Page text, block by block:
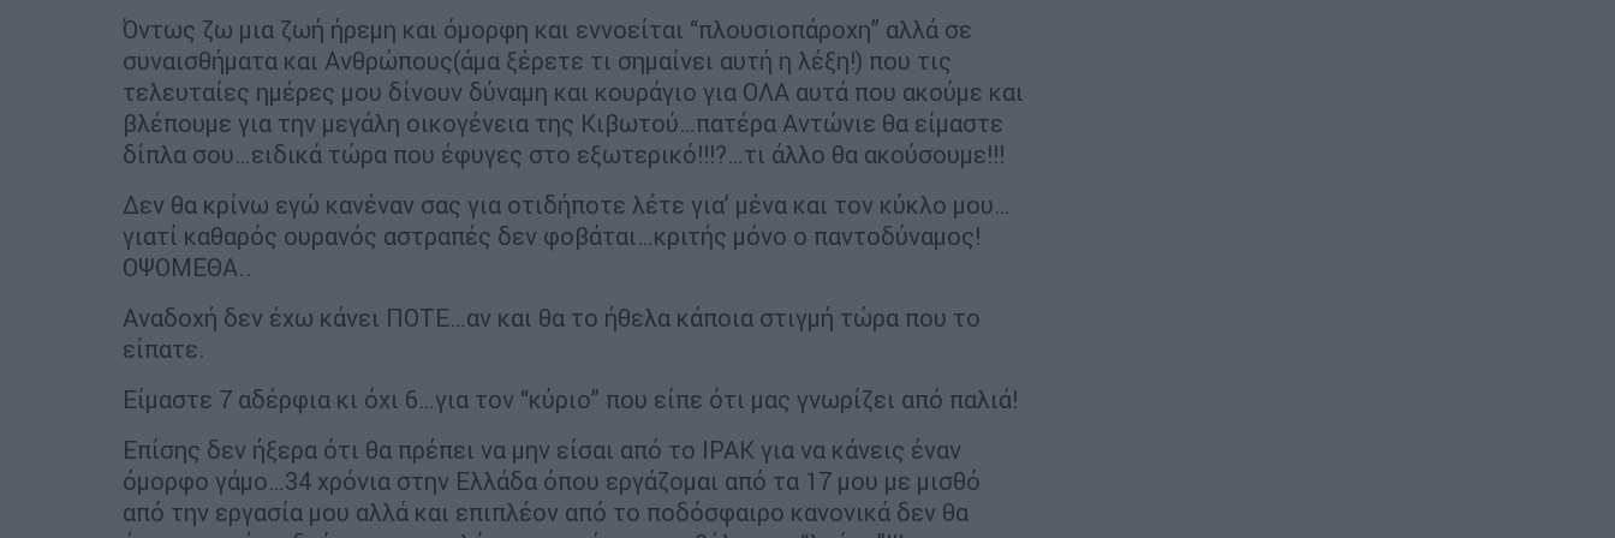
Όντως ζω μια ζωή ήρεμη και όμορφη και εννοείται “πλουσιοπάροχη” αλλά σε
συναισθήματα και Ανθρώπους(άμα ξέρετε τι σημαίνει αυτή η λέξη!) που τις
τελευταίες ημέρες μου δίνουν δύναμη και κουράγιο για ΟΛΑ αυτά που ακούμε και
βλέπουμε για την μεγάλη οικογένεια της Κιβωτού…πατέρα Αντώνιε θα είμαστε
δίπλα σου…ειδικά τώρα που έφυγες στο εξωτερικό!!!?…τι άλλο θα ακούσουμε!!!
Δεν θα κρίνω εγώ κανέναν σας για οτιδήποτε λέτε για’ μένα και τον κύκλο μου…
γιατί καθαρός ουρανός αστραπές δεν φοβάται…κριτής μόνο ο παντοδύναμος!
ΟΨΟΜΕΘΑ..
Αναδοχή δεν έχω κάνει ΠΟΤΕ…αν και θα το ήθελα κάποια στιγμή τώρα που το
είπατε.
Είμαστε 7 αδέρφια κι όχι 6…για τον “κύριο” που είπε ότι μας γνωρίζει από παλιά!
Επίσης δεν ήξερα ότι θα πρέπει να μην είσαι από το ΙΡΑΚ για να κάνεις έναν
όμορφο γάμο…34 χρόνια στην Ελλάδα όπου εργάζομαι από τα 17 μου με μισθό
από την εργασία μου αλλά και επιπλέον από το ποδόσφαιρο κανονικά δεν θα